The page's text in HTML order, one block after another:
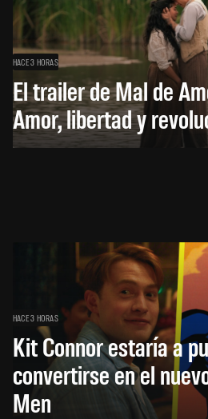
HACE 3 HORAS
El trailer de Mal de
Amor, libertad y
HACE 3 HORAS
Kit Connor estaría a
convertirse en el
Men